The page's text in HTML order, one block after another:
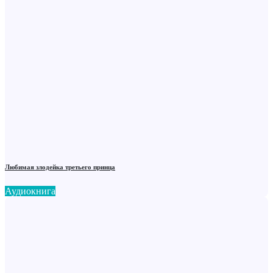
Любимая злодейка третьего принца
Аудиокнига